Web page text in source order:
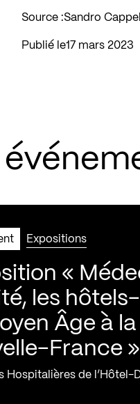
Source :Sandro
Publié le 17 mars 2023
Expositions
«
les
Âge à la
France »
Hospitalières de l’Hôtel-